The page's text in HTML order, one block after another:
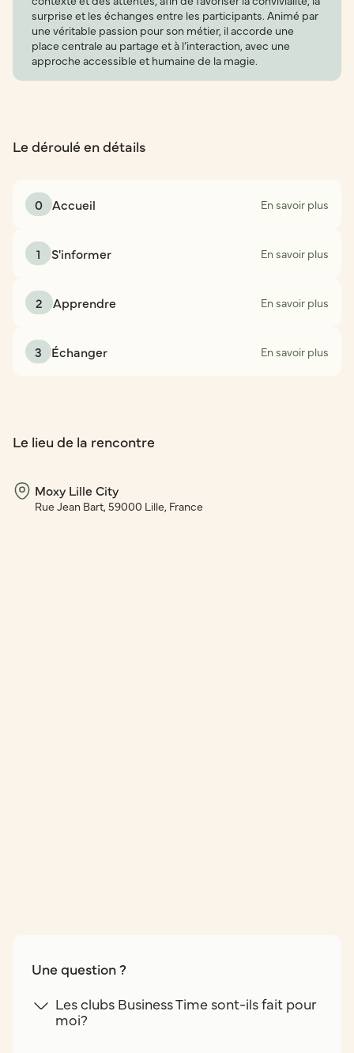
surprise et les échanges entre les participants. Animé par
une véritable passion pour son métier, il accorde une
place centrale au partage et à l’interaction, avec une
approche accessible et humaine de la magie.
Le déroulé en détails
0 Accueil En savoir plus
1 S'informer En savoir plus
2 Apprendre En savoir plus
3 Échanger En savoir plus
Le lieu de la rencontre
Moxy Lille City
Rue Jean Bart, 59000 Lille, France
Une question ?
Les clubs Business Time sont-ils fait pour
moi?